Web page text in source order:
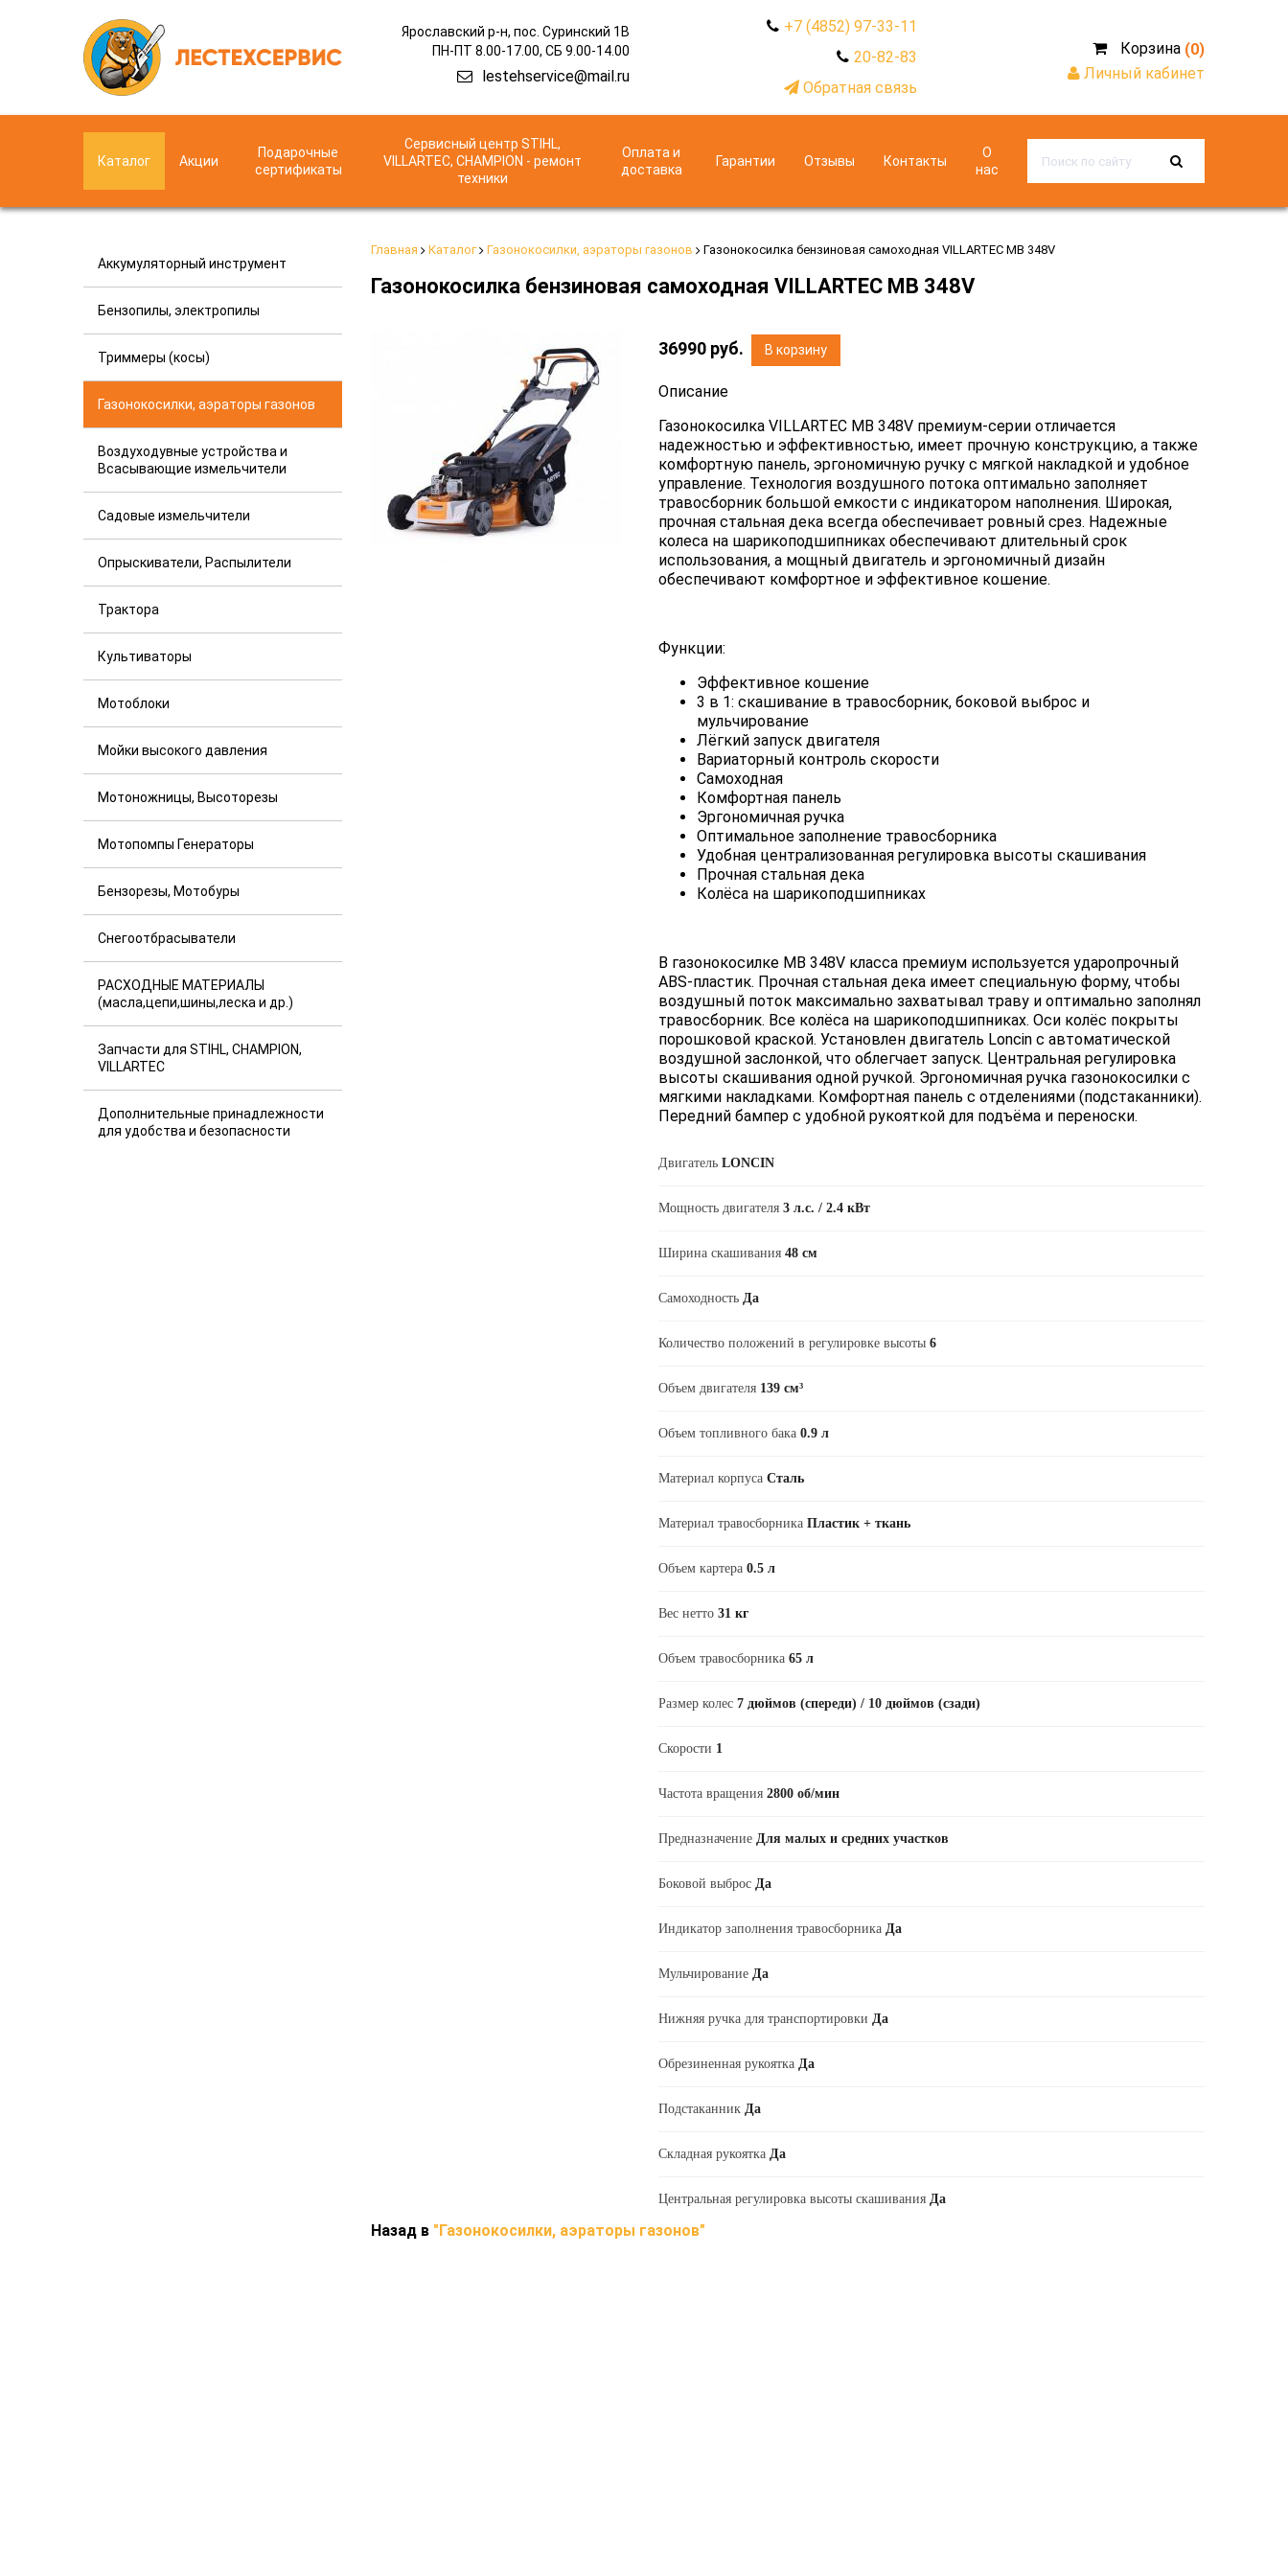
Ярославский р-н, пос. Суринский 1В
ПН-ПТ 8.00-17.00, СБ 9.00-14.00
lestehservice@mail.ru
+7 (4852) 97-33-11
20-82-83
Обратная связь
Корзина (0)
Личный кабинет
Каталог Акции
Подарочные
сертификаты
Сервисный центр STIHL,
VILLARTEC, CHAMPION - ремонт
техники
Оплата и
доставка
Гарантии Отзывы Контакты
О
нас
Аккумуляторный инструмент
Бензопилы, электропилы
Триммеры (косы)
Газонокосилки, аэраторы газонов
Воздуходувные устройства и
Всасывающие измельчители
Садовые измельчители
Опрыскиватели, Распылители
Трактора
Культиваторы
Мотоблоки
Мойки высокого давления
Мотоножницы, Высоторезы
Мотопомпы Генераторы
Бензорезы, Мотобуры
Снегоотбрасыватели
РАСХОДНЫЕ МАТЕРИАЛЫ
(масла,цепи,шины,леска и др.)
Запчасти для STIHL, CHAMPION,
VILLARTEC
Дополнительные принадлежности
для удобства и безопасности
Главная Каталог Газонокосилки, аэраторы газонов Газонокосилка бензиновая самоходная VILLARTEC MB 348V
Газонокосилка бензиновая самоходная VILLARTEC MB 348V
36990руб. В корзину
Описание
Газонокосилка VILLARTEC MB 348V премиум-серии отличается
надежностью и эффективностью, имеет прочную конструкцию, а также
комфортную панель, эргономичную ручку с мягкой накладкой и удобное
управление. Технология воздушного потока оптимально заполняет
травосборник большой емкости с индикатором наполнения. Широкая,
прочная стальная дека всегда обеспечивает ровный срез. Надежные
колеса на шарикоподшипниках обеспечивают длительный срок
использования, а мощный двигатель и эргономичный дизайн
обеспечивают комфортное и эффективное кошение.
Функции:
Эффективное кошение
3 в 1: скашивание в травосборник, боковой выброс и
мульчирование
Лёгкий запуск двигателя
Вариаторный контроль скорости
Самоходная
Комфортная панель
Эргономичная ручка
Оптимальное заполнение травосборника
Удобная централизованная регулировка высоты скашивания
Прочная стальная дека
Колёса на шарикоподшипниках
В газонокосилке MB 348V класса премиум используется ударопрочный
ABS-пластик. Прочная стальная дека имеет специальную форму, чтобы
воздушный поток максимально захватывал траву и оптимально заполнял
травосборник. Все колёса на шарикоподшипниках. Оси колёс покрыты
порошковой краской. Установлен двигатель Loncin с автоматической
воздушной заслонкой, что облегчает запуск. Центральная регулировка
высоты скашивания одной ручкой. Эргономичная ручка газонокосилки с
мягкими накладками. Комфортная панель с отделениями (подстаканники).
Передний бампер с удобной рукояткой для подъёма и переноски.
Двигатель LONCIN
Мощность двигателя 3 л.с. / 2.4 кВт
Ширина скашивания 48 см
Самоходность Да
Количество положений в регулировке высоты 6
Объем двигателя 139 см³
Объем топливного бака 0.9 л
Материал корпуса Сталь
Материал травосборника Пластик + ткань
Объем картера 0.5 л
Вес нетто 31 кг
Объем травосборника 65 л
Размер колес 7 дюймов (спереди) / 10 дюймов (сзади)
Скорости 1
Частота вращения 2800 об/мин
Предназначение Для малых и средних участков
Боковой выброс Да
Индикатор заполнения травосборника Да
Мульчирование Да
Нижняя ручка для транспортировки Да
Обрезиненная рукоятка Да
Подстаканник Да
Складная рукоятка Да
Центральная регулировка высоты скашивания Да
Назад в "Газонокосилки, аэраторы газонов"